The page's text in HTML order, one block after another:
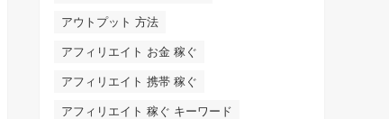
アウトプット 方法
アフィリエイト お金 稼ぐ
アフィリエイト 携帯 稼ぐ
アフィリエイト 稼ぐ キーワード